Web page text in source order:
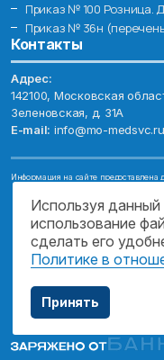
Приказ № 100 Розница.
Приказ № 36н
Контакты
Адрес:
142100, Московская
Зеленовская, д. 31А
E-mail: info@mo-medsvc.ru
Информация на сайте
Имеются противопоказания,
© 2026.
ОБЛАСТИ
ПОДДЕРЖКА САЙТА
Используя данный
использование
сделать его
Политике в
Принять